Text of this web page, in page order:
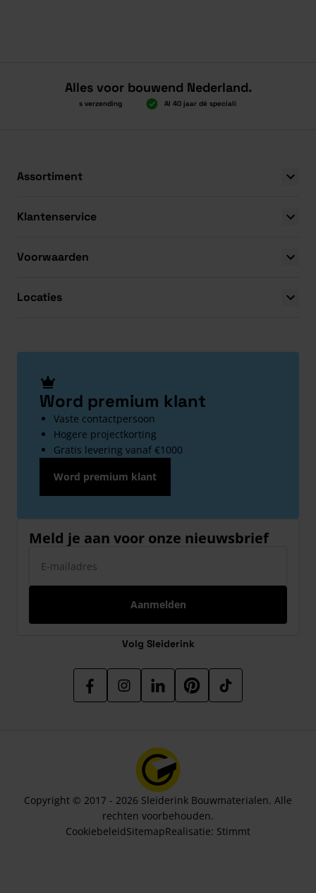
Alles voor bouwend Nederland.
Boven 2.000 gratis verzending Al 40 jaar dé specialist
Assortiment
Klantenservice
Voorwaarden
Locaties
Word premium klant
Vaste contactpersoon
Hogere projectkorting
Gratis levering vanaf €1000
Word premium klant
Meld je aan voor onze nieuwsbrief
Aanmelden
Volg Sleiderink
Copyright © 2017 - 2026 Sleiderink Bouwmaterialen. Alle
rechten voorbehouden.
CookiebeleidSitemapRealisatie: Stimmt